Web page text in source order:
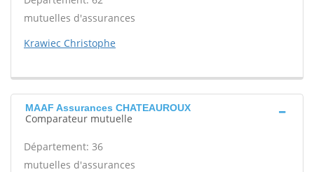
mutuelles d'assurances
Krawiec Christophe
MAAF Assurances CHATEAUROUX
Comparateur mutuelle
Département: 36
mutuelles d'assurances